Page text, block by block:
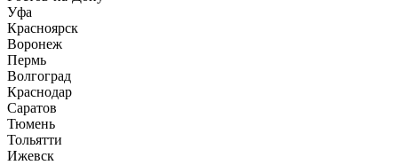
Уфа
Красноярск
Воронеж
Пермь
Волгоград
Краснодар
Саратов
Тюмень
Тольятти
Ижевск